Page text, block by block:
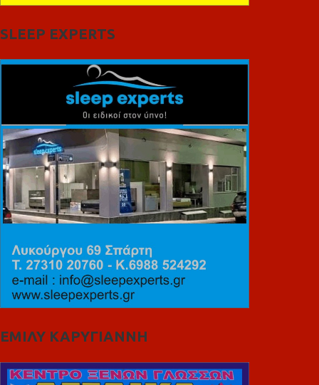
SLEEP EXPERTS
ΕΜΙΛΥ ΚΑΡΥΓΙΑΝΝΗ